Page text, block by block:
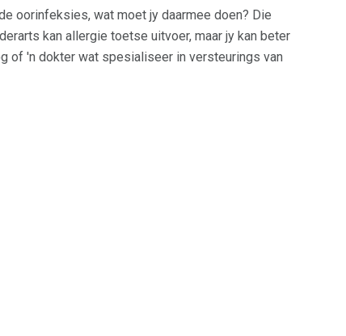
oorinfeksies, wat moet jy daarmee doen? Die
kan allergie toetse uitvoer, maar jy kan beter
of 'n dokter wat spesialiseer in versteurings van